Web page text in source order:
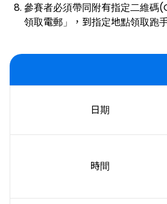
參賽者必須帶同附有指定二維碼
領取電郵」，到指定地點領取跑
日期
時間